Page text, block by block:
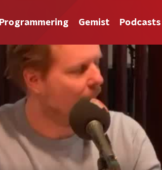
Programmering Gemist Podcasts